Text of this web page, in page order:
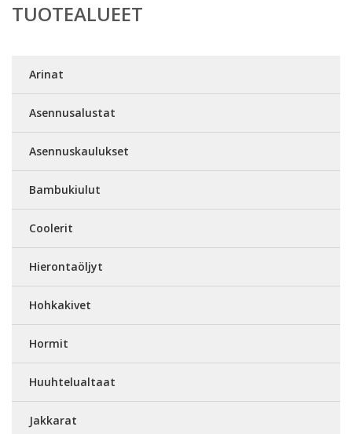
TUOTEALUEET
Arinat
Asennusalustat
Asennuskaulukset
Bambukiulut
Coolerit
Hierontaöljyt
Hohkakivet
Hormit
Huuhtelualtaat
Jakkarat